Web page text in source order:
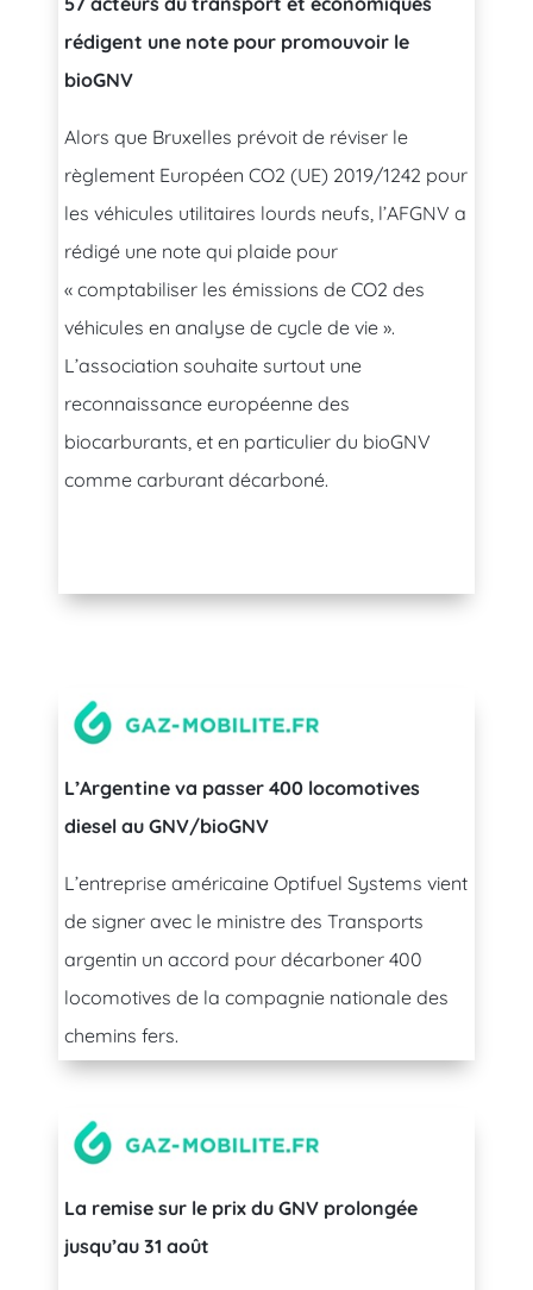
rédigent une note pour promouvoir le
bioGNV
Alors que Bruxelles prévoit de réviser le
règlement Européen CO2 (UE) 2019/1242 pour
les véhicules utilitaires lourds neufs, l’AFGNV a
rédigé une note qui plaide pour
« comptabiliser les émissions de CO2 des
véhicules en analyse de cycle de vie ».
L’association souhaite surtout une
reconnaissance européenne des
biocarburants, et en particulier du bioGNV
comme carburant décarboné.
L’Argentine va passer 400 locomotives
diesel au GNV/bioGNV
L’entreprise américaine Optifuel Systems vient
de signer avec le ministre des Transports
argentin un accord pour décarboner 400
locomotives de la compagnie nationale des
chemins fers.
La remise sur le prix du GNV prolongée
jusqu’au 31 août